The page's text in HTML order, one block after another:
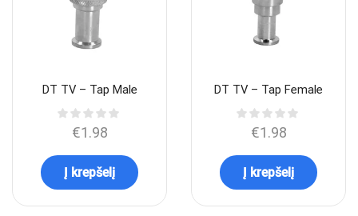
DT TV – Tap Male
€1.98
Į krepšelį
DT TV – Tap Female
€1.98
Į krepšelį